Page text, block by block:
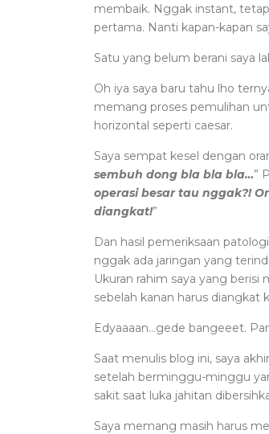
membaik. Nggak instant,
pertama. Nanti kapan-kapan
Satu yang belum berani saya
Oh iya saya baru tahu lho
memang proses pemulihan
horizontal seperti caesar.
Saya sempat kesel dengan
sembuh dong bla bla bla…”
operasi besar tau nggak?!
diangkat!”
Dan hasil pemeriksaan
nggak ada jaringan yang
Ukuran rahim saya yang berisi
sebelah kanan harus diangkat
Edyaaaan…gede bangeeet.
Saat menulis blog ini, saya
setelah berminggu-minggu
sakit saat luka jahitan
Saya memang masih harus